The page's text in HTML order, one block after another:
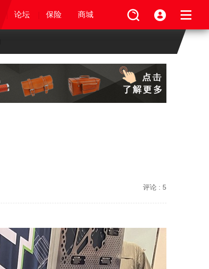
保险 商城
论坛 保险 商城
论坛 保险 商城
论坛 保险 商城
评论 : 5